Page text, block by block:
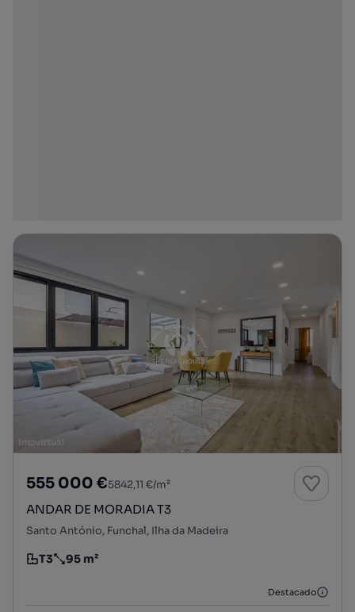
555 000 €5842,11 €/m²
ANDAR DE MORADIA T3
Santo António, Funchal, Ilha da Madeira
Tipologia
T3
Preço por metro quadrado
95 m²
Destacado